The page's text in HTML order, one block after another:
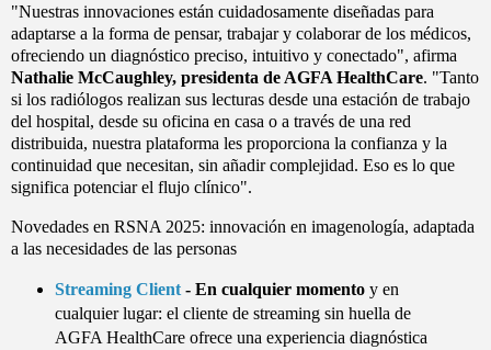
"Nuestras innovaciones están cuidadosamente diseñadas para
adaptarse a la forma de pensar, trabajar y colaborar de los médicos,
ofreciendo un diagnóstico preciso, intuitivo y conectado", afirma
Nathalie McCaughley, presidenta de AGFA HealthCare. "Tanto
si los radiólogos realizan sus lecturas desde una estación de trabajo
del hospital, desde su oficina en casa o a través de una red
distribuida, nuestra plataforma les proporciona la confianza y la
continuidad que necesitan, sin añadir complejidad. Eso es lo que
significa potenciar el flujo clínico".
Novedades en RSNA 2025: innovación en imagenología, adaptada
a las necesidades de las personas
Streaming Client - En cualquier momentoy en
cualquier lugar: el cliente de streaming sin huella de
AGFA HealthCare ofrece una experiencia diagnóstica